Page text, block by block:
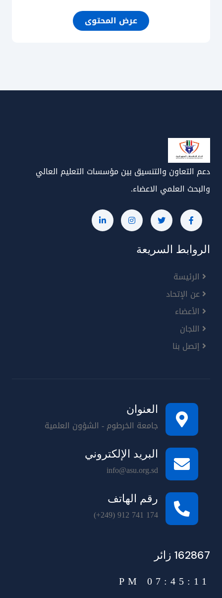
عرض المحتوى
دعم التعاون والتنسيق بين مؤسسات التعليم العالي
والبحث العلمي الاعضاء.
الروابط السريعة
الرئيسة
عن الإتحاد
الأعضاء
اللجان
إتصل بنا
العنوان
جامعة الخرطوم - الشؤون العلمية
البريد الإلكتروني
info@asu.org.sd
رقم الهاتف
(+249) 912 741 174
162867 زائر
07:45:11 PM